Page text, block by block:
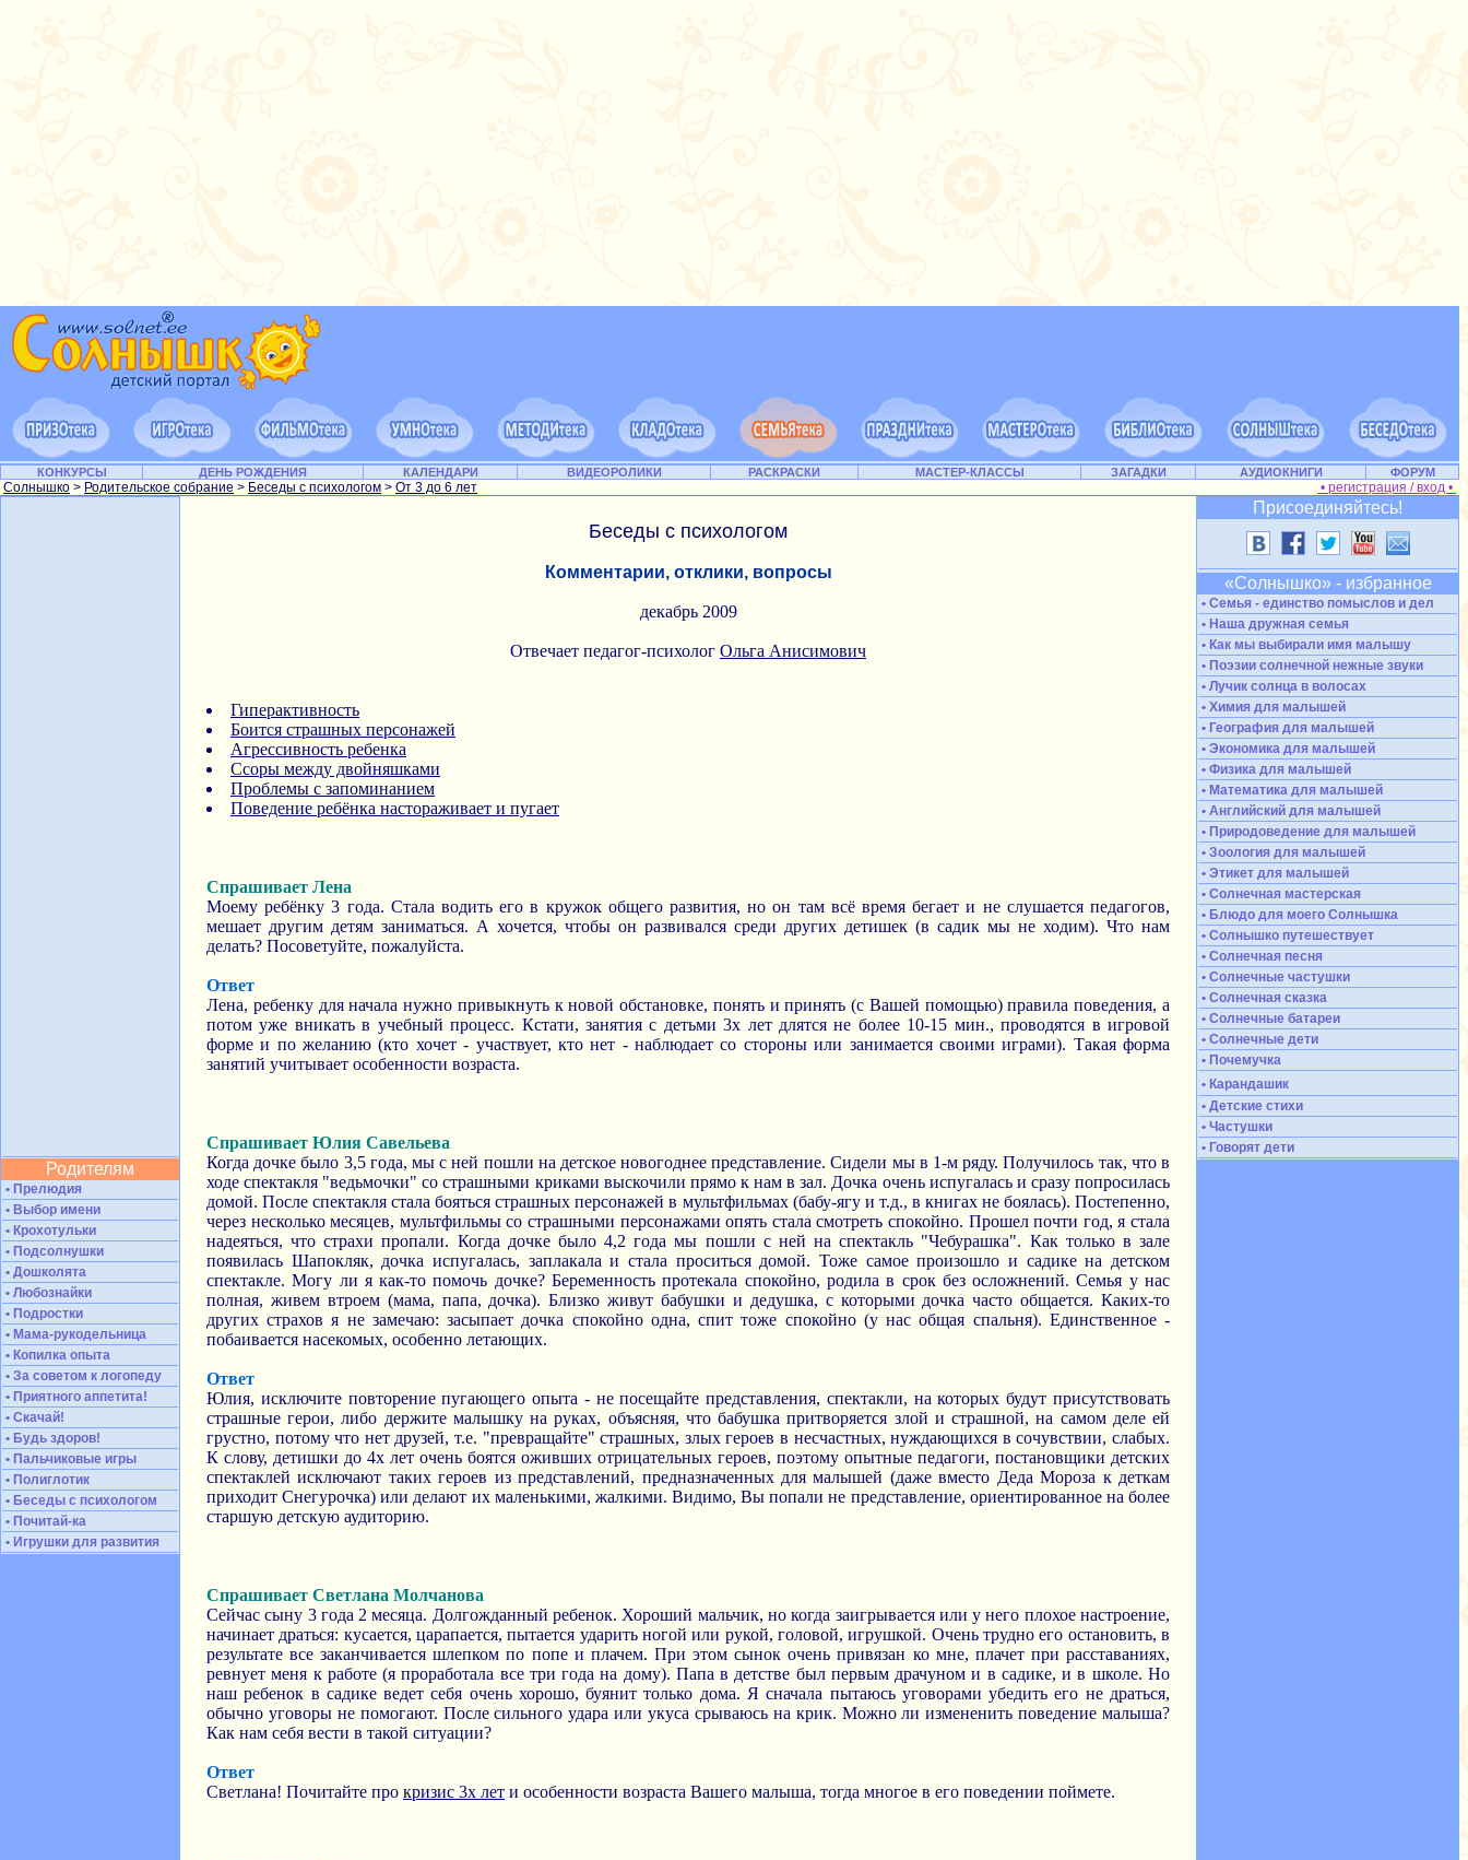
КОНКУРСЫ ДЕНЬ РОЖДЕНИЯ КАЛЕНДАРИ ВИДЕОРОЛИКИ РАСКРАСКИ МАСТЕР-КЛАССЫ ЗАГАДКИ АУДИОКНИГИ ФОРУМ
Солнышко > Родительское собрание > Беседы с психологом > От 3 до 6 лет • регистрация / вход •
Родителям
• Прелюдия
• Выбор имени
• Крохотульки
• Подсолнушки
• Дошколята
• Любознайки
• Подростки
• Мама-рукодельница
• Копилка опыта
• За советом к логопеду
• Приятного аппетита!
• Скачай!
• Будь здоров!
• Пальчиковые игры
• Полиглотик
• Беседы с психологом
• Почитай-ка
• Игрушки для развития
Беседы с психологом
Комментарии, отклики, вопросы
декабрь 2009
Отвечает педагог-психолог Ольга Анисимович
Гиперактивность
Боится страшных персонажей
Агрессивность ребенка
Ссоры между двойняшками
Проблемы с запоминанием
Поведение ребёнка настораживает и пугает
Спрашивает Лена
Моему ребёнку 3 года. Стала водить его в кружок общего развития, но он там всё время бегает и не слушается педагогов,
мешает другим детям заниматься. А хочется, чтобы он развивался среди других детишек (в садик мы не ходим). Что нам
делать? Посоветуйте, пожалуйста.
Ответ
Лена, ребенку для начала нужно привыкнуть к новой обстановке, понять и принять (с Вашей помощью) правила поведения, а
потом уже вникать в учебный процесс. Кстати, занятия с детьми 3х лет длятся не более 10-15 мин., проводятся в игровой
форме и по желанию (кто хочет - участвует, кто нет - наблюдает со стороны или занимается своими играми). Такая форма
занятий учитывает особенности возраста.
Спрашивает Юлия Савельева
Когда дочке было 3,5 года, мы с ней пошли на детское новогоднее представление. Сидели мы в 1-м ряду. Получилось так, что в
ходе спектакля "ведьмочки" со страшными криками выскочили прямо к нам в зал. Дочка очень испугалась и сразу попросилась
домой. После спектакля стала бояться страшных персонажей в мультфильмах (бабу-ягу и т.д., в книгах не боялась). Постепенно,
через несколько месяцев, мультфильмы со страшными персонажами опять стала смотреть спокойно. Прошел почти год, я стала
надеяться, что страхи пропали. Когда дочке было 4,2 года мы пошли с ней на спектакль "Чебурашка". Как только в зале
появилась Шапокляк, дочка испугалась, заплакала и стала проситься домой. Тоже самое произошло и садике на детском
спектакле. Могу ли я как-то помочь дочке? Беременность протекала спокойно, родила в срок без осложнений. Семья у нас
полная, живем втроем (мама, папа, дочка). Близко живут бабушки и дедушка, с которыми дочка часто общается. Каких-то
других страхов я не замечаю: засыпает дочка спокойно одна, спит тоже спокойно (у нас общая спальня). Единственное -
побаивается насекомых, особенно летающих.
Ответ
Юлия, исключите повторение пугающего опыта - не посещайте представления, спектакли, на которых будут присутствовать
страшные герои, либо держите малышку на руках, объясняя, что бабушка притворяется злой и страшной, на самом деле ей
грустно, потому что нет друзей, т.е. "превращайте" страшных, злых героев в несчастных, нуждающихся в сочувствии, слабых.
К слову, детишки до 4х лет очень боятся оживших отрицательных героев, поэтому опытные педагоги, постановщики детских
спектаклей исключают таких героев из представлений, предназначенных для малышей (даже вместо Деда Мороза к деткам
приходит Снегурочка) или делают их маленькими, жалкими. Видимо, Вы попали не представление, ориентированное на более
старшую детскую аудиторию.
Спрашивает Светлана Молчанова
Сейчас сыну 3 года 2 месяца. Долгожданный ребенок. Хороший мальчик, но когда заигрывается или у него плохое настроение,
начинает драться: кусается, царапается, пытается ударить ногой или рукой, головой, игрушкой. Очень трудно его остановить, в
результате все заканчивается шлепком по попе и плачем. При этом сынок очень привязан ко мне, плачет при расставаниях,
ревнует меня к работе (я проработала все три года на дому). Папа в детстве был первым драчуном и в садике, и в школе. Но
наш ребенок в садике ведет себя очень хорошо, буянит только дома. Я сначала пытаюсь уговорами убедить его не драться,
обычно уговоры не помогают. После сильного удара или укуса срываюсь на крик. Можно ли измененить поведение малыша?
Как нам себя вести в такой ситуации?
Ответ
Светлана! Почитайте про кризис 3х лет и особенности возраста Вашего малыша, тогда многое в его поведении поймете.
Присоединяйтесь!
«Солнышко» - избранное
• Семья - единство помыслов и дел
• Наша дружная семья
• Как мы выбирали имя малышу
• Поэзии солнечной нежные звуки
• Лучик солнца в волосах
• Химия для малышей
• География для малышей
• Экономика для малышей
• Физика для малышей
• Математика для малышей
• Английский для малышей
• Природоведение для малышей
• Зоология для малышей
• Этикет для малышей
• Солнечная мастерская
• Блюдо для моего Солнышка
• Солнышко путешествует
• Солнечная песня
• Солнечные частушки
• Солнечная сказка
• Солнечные батареи
• Солнечные дети
• Почемучка
• Карандашик
• Детские стихи
• Частушки
• Говорят дети